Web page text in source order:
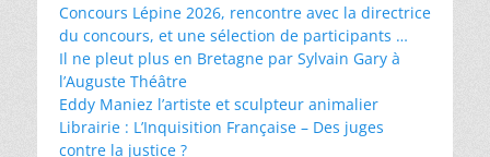
Concours Lépine 2026, rencontre avec la directrice
du concours, et une sélection de participants …
Il ne pleut plus en Bretagne par Sylvain Gary à
l’Auguste Théâtre
Eddy Maniez l’artiste et sculpteur animalier
Librairie : L’Inquisition Française – Des juges
contre la justice ?